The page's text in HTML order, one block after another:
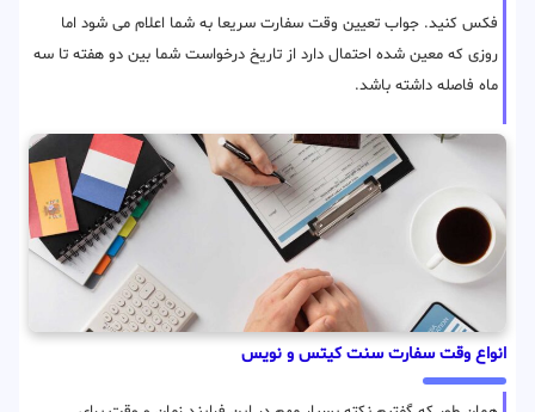
فکس کنید. جواب تعیین وقت سفارت سریعا به شما اعلام می شود اما
روزی که معین شده احتمال دارد از تاریخ درخواست شما بین دو هفته تا سه
ماه فاصله داشته باشد.
انواع وقت سفارت سنت کیتس و نویس